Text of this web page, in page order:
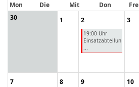
Mon
Die Mit Don Fre
30
1 2
19:00 Uhr
Einsatzabteilun
...
3
7 8 9 10